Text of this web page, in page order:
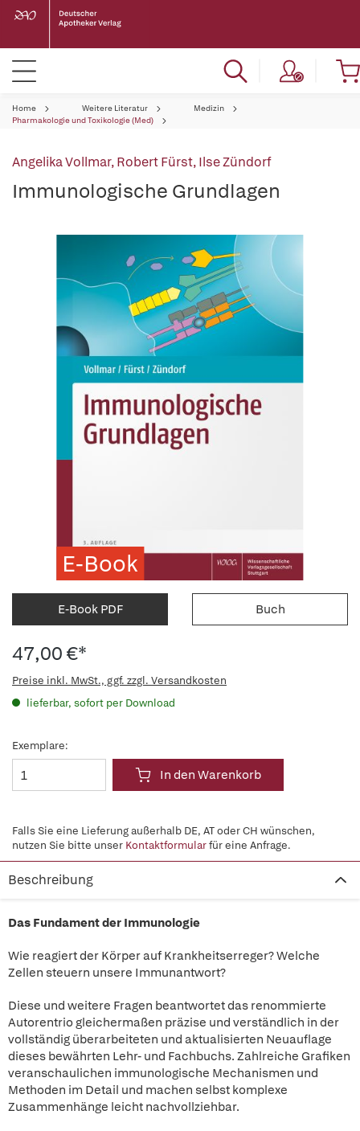
Home Weitere Literatur
Medizin
Pharmakologie und Toxikologie (Med)
Angelika Vollmar,Robert Fürst,Ilse Zündorf
Immunologische Grundlagen
E-Book
E-Book PDF Buch
47,00 €*
Preise inkl. MwSt., ggf. zzgl. Versandkosten
lieferbar, sofort per Download
Exemplare:
In den Warenkorb
Falls Sie eine Lieferung außerhalb DE, AT oder CH wünschen,
nutzen Sie bitte unser Kontaktformularfür eine Anfrage.
Beschreibung
Das Fundament der Immunologie
Wie reagiert der Körper auf Krankheitserreger? Welche
Zellen steuern unsere Immunantwort?
Diese und weitere Fragen beantwortet das renommierte
Autorentrio gleichermaßen präzise und verständlich in der
vollständig überarbeiteten und aktualisierten Neuauflage
dieses bewährten Lehr- und Fachbuchs. Zahlreiche Grafiken
veranschaulichen immunologische Mechanismen und
Methoden im Detail und machen selbst komplexe
Zusammenhänge leicht nachvollziehbar.